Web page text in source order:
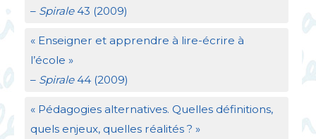
– Spirale43 (2009)
« Enseigner et apprendre à lire-écrire à
l’école »
– Spirale44 (2009)
« Pédagogies alternatives. Quelles définitions,
quels enjeux, quelles réalités ? »